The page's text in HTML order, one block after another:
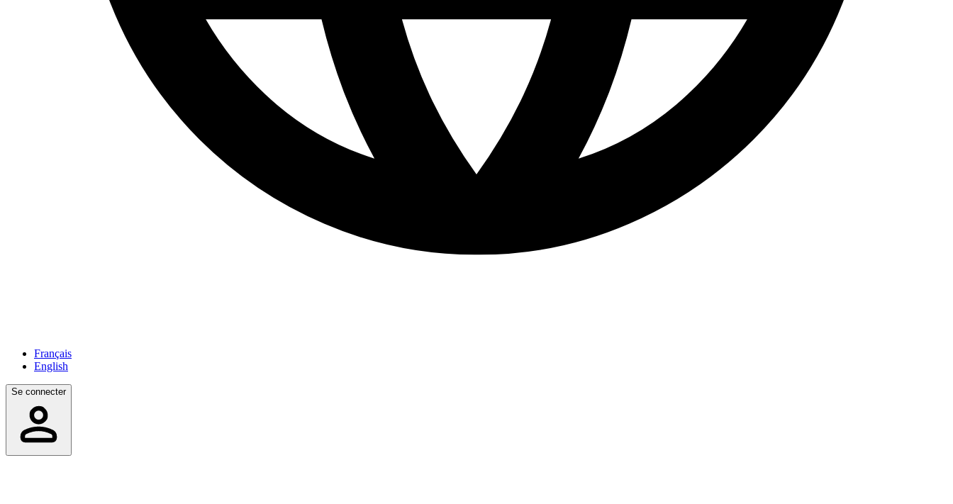
Français
English
Se connecter